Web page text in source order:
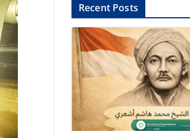
Recent Posts